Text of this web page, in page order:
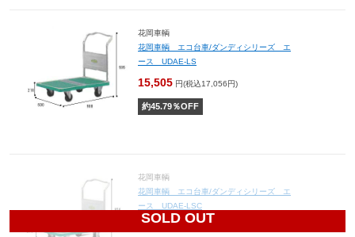
花岡車輌
花岡車輌 エコ台車/ダンディシリーズ エ
ース UDAE-LS
15,505 円(税込17,056円)
約45.79％OFF
SOLD OUT
花岡車輌
花岡車輌 エコ台車/ダンディシリーズ エ
ース UDAE-LSC
17,670